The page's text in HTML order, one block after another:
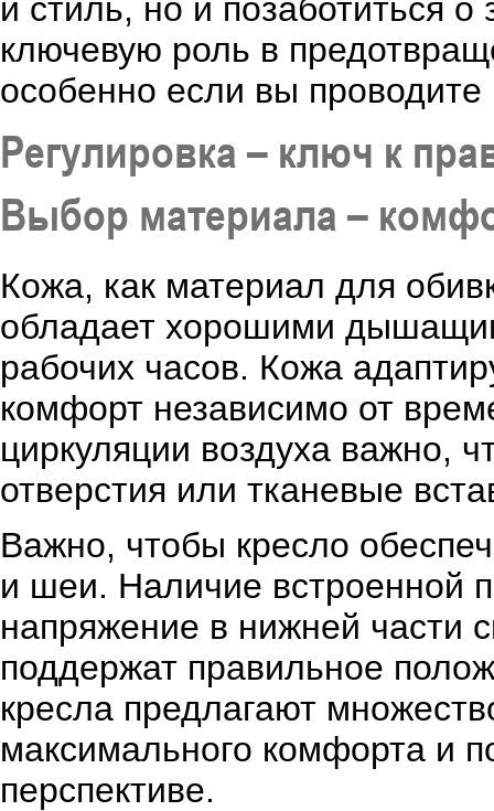
и стиль, но и позаботиться
ключевую роль в
особенно если вы
Регулировка – ключ к
Выбор материала –
Кожа, как материал для
обладает хорошими
рабочих часов. Кожа
комфорт независимо от
циркуляции воздуха важно,
отверстия или тканевые
Важно, чтобы кресло
и шеи. Наличие встроенной
напряжение в нижней части
поддержат правильное
кресла предлагают
максимального комфорта и
перспективе.